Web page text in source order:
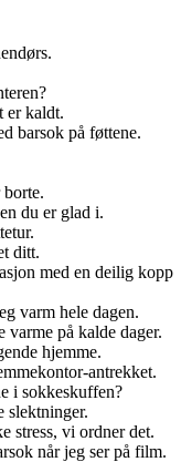
er kaldt.
barsok på føttene.
du er glad i.
ditt.
med en deilig kopp
varm hele dagen.
varme på kalde dager.
hjemme.
antrekket.
i sokkeskuffen?
slektninger.
stress, vi ordner det.
når jeg ser på film.